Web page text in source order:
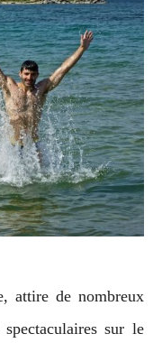
attire de nombreux
sur le